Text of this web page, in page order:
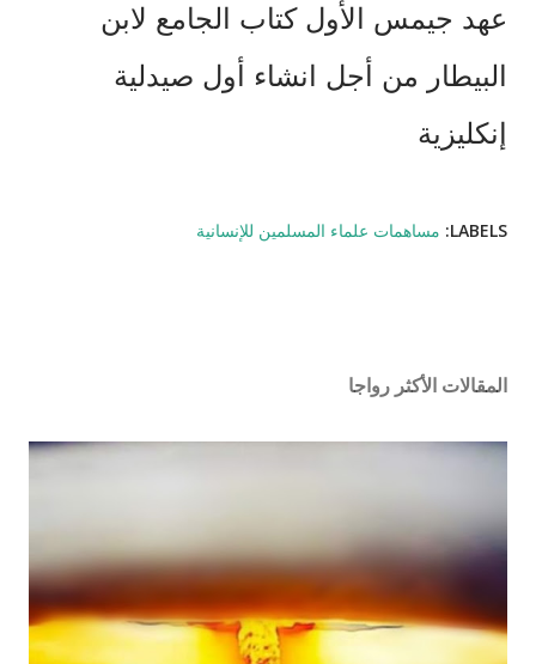
عهد جيمس الأول كتاب الجامع لابن
البيطار من أجل انشاء أول صيدلية
إنكليزية
LABELS: مساهمات علماء المسلمين للإنسانية
المقالات الأكثر رواجا